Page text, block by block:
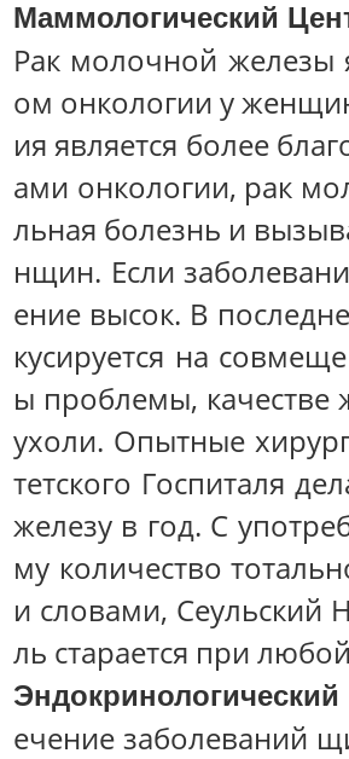
Маммологический
Рак молочной железы
ом онкологии у
ия является более
ами онкологии, рак
льная болезнь и
нщин. Если
ение высок. В
кусируется на
ы проблемы, качестве
ухоли. Опытные
тетского Госпиталя
железу в год. С
му количество
и словами, Сеульский
ль старается при
ечение заболеваний